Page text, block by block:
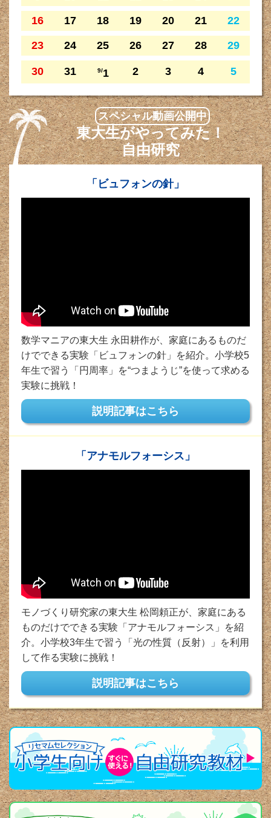
16 17 18 19 20 21 22
23 24 25 26 27 28 29
30 31 9/1 2 3 4 5
スペシャル動画公開中
東大生がやってみた！
自由研究
「ビュフォンの針」
数学マニアの東大生 永田耕作が、家庭にあるものだ
けでできる実験「ビュフォンの針」を紹介。小学校5
年生で習う「円周率」を“つまようじ”を使って求める
実験に挑戦！
説明記事はこちら
「アナモルフォーシス」
モノづくり研究家の東大生 松岡頼正が、家庭にある
ものだけでできる実験「アナモルフォーシス」を紹
介。小学校3年生で習う「光の性質（反射）」を利用
して作る実験に挑戦！
説明記事はこちら